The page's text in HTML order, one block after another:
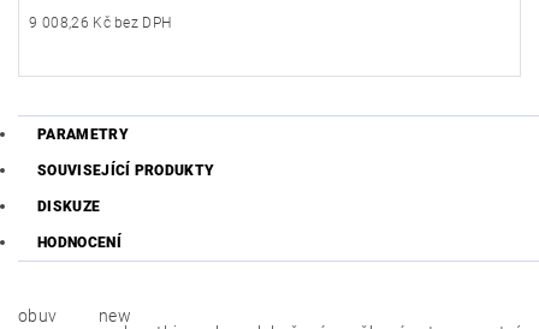
9 008,26 Kč bez DPH
PARAMETRY
SOUVISEJÍCÍ PRODUKTY
DISKUZE
HODNOCENÍ
obuv
new